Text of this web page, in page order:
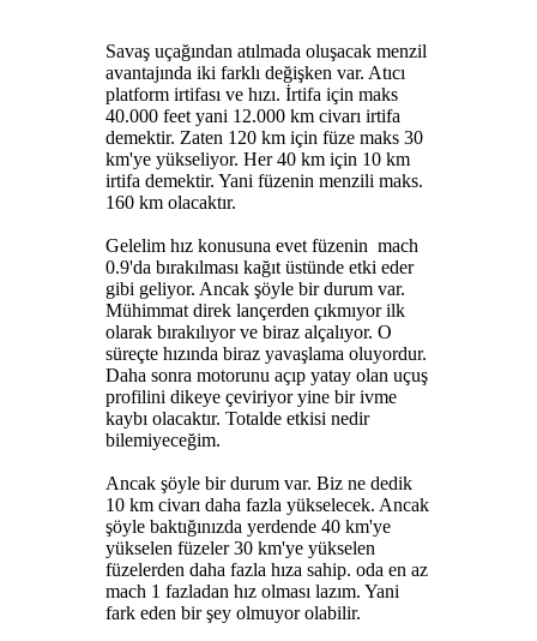
Savaş uçağından atılmada oluşacak menzil
avantajında iki farklı değişken var. Atıcı
platform irtifası ve hızı. İrtifa için maks
40.000 feet yani 12.000 km civarı irtifa
demektir. Zaten 120 km için füze maks 30
km'ye yükseliyor. Her 40 km için 10 km
irtifa demektir. Yani füzenin menzili maks.
160 km olacaktır.
Gelelim hız konusuna evet füzenin mach
0.9'da bırakılması kağıt üstünde etki eder
gibi geliyor. Ancak şöyle bir durum var.
Mühimmat direk lançerden çıkmıyor ilk
olarak bırakılıyor ve biraz alçalıyor. O
süreçte hızında biraz yavaşlama oluyordur.
Daha sonra motorunu açıp yatay olan uçuş
profilini dikeye çeviriyor yine bir ivme
kaybı olacaktır. Totalde etkisi nedir
bilemiyeceğim.
Ancak şöyle bir durum var. Biz ne dedik
10 km civarı daha fazla yükselecek. Ancak
şöyle baktığınızda yerdende 40 km'ye
yükselen füzeler 30 km'ye yükselen
füzelerden daha fazla hıza sahip. oda en az
mach 1 fazladan hız olması lazım. Yani
fark eden bir şey olmuyor olabilir.